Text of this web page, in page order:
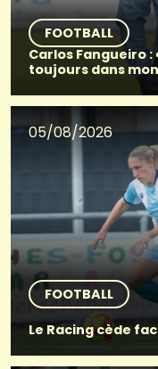
FOOTBALL
Carlos Fangueiro :
toujours dans
05/08/2026
FOOTBALL
Le Racing cède